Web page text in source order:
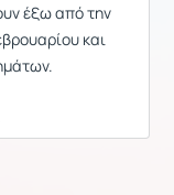
έξω από την
και